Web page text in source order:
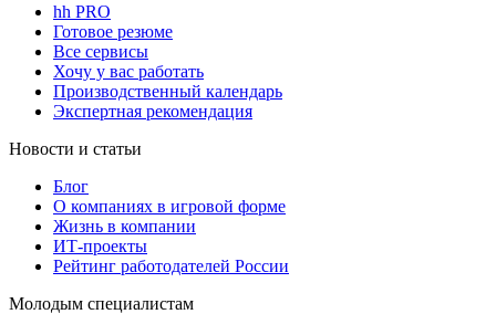
hh PRO
Готовое резюме
Все сервисы
Хочу у вас работать
Производственный календарь
Экспертная рекомендация
Новости и статьи
Блог
О компаниях в игровой форме
Жизнь в компании
ИТ-проекты
Рейтинг работодателей России
Молодым специалистам